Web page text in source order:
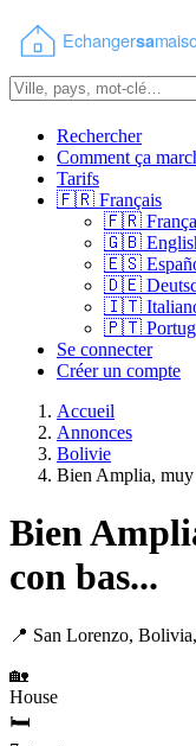
Rechercher
Comment ça
Tarifs
🇫🇷 Français
🇫🇷
🇬🇧
🇪🇸
🇩🇪
🇮🇹
🇵🇹
Se connecter
Créer un compte
Accueil
Annonces
Bolivie
Bien Amplia, muy
Bien
con bas...
📍 San Lorenzo,
🏡
House
🛏